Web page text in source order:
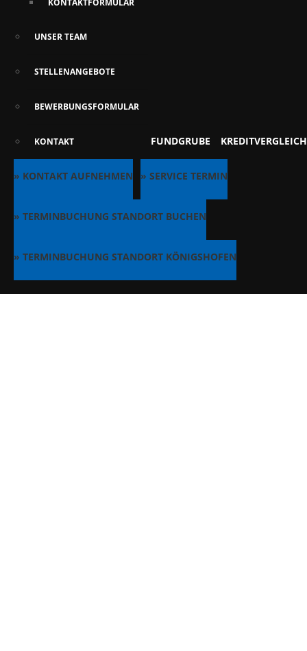
KONTAKTFORMULAR
UNSER TEAM
STELLENANGEBOTE
BEWERBUNGSFORMULAR
KONTAKT FUNDGRUBE KREDITVERGLEICH
» KONTAKT AUFNEHMEN » SERVICE TERMIN
» TERMINBUCHUNG STANDORT BUCHEN
» TERMINBUCHUNG STANDORT KÖNIGSHOFEN